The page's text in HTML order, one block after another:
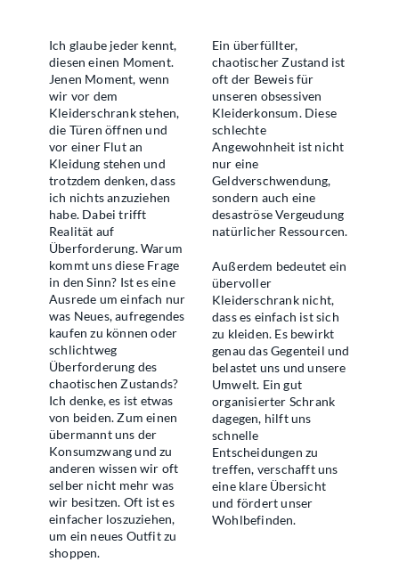
Ich glaube jeder kennt,
diesen einen Moment.
Jenen Moment, wenn
wir vor dem
Kleiderschrank stehen,
die Türen öffnen und
vor einer Flut an
Kleidung stehen und
trotzdem denken, dass
ich nichts anzuziehen
habe. Dabei trifft
Realität auf
Überforderung. Warum
kommt uns diese Frage
in den Sinn? Ist es eine
Ausrede um einfach nur
was Neues, aufregendes
kaufen zu können oder
schlichtweg
Überforderung des
chaotischen Zustands?
Ich denke, es ist etwas
von beiden. Zum einen
übermannt uns der
Konsumzwang und zu
anderen wissen wir oft
selber nicht mehr was
wir besitzen. Oft ist es
einfacher loszuziehen,
um ein neues Outfit zu
shoppen.
Ein überfüllter,
chaotischer Zustand ist
oft der Beweis für
unseren obsessiven
Kleiderkonsum. Diese
schlechte
Angewohnheit ist nicht
nur eine
Geldverschwendung,
sondern auch eine
desaströse Vergeudung
natürlicher Ressourcen.
Außerdem bedeutet ein
übervoller
Kleiderschrank nicht,
dass es einfach ist sich
zu kleiden. Es bewirkt
genau das Gegenteil und
belastet uns und unsere
Umwelt. Ein gut
organisierter Schrank
dagegen, hilft uns
schnelle
Entscheidungen zu
treffen, verschafft uns
eine klare Übersicht
und fördert unser
Wohlbefinden.